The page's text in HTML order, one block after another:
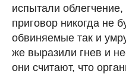
испытали облегчение,
приговор никогда не
обвиняемые так и
же выразили гнев и
они считают, что